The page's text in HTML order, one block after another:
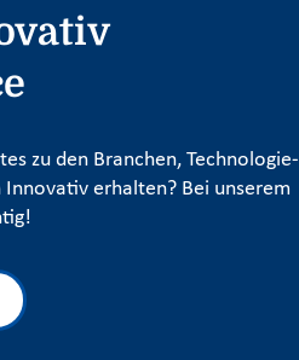
zu den Branchen, Technologie-
erhalten? Bei unserem